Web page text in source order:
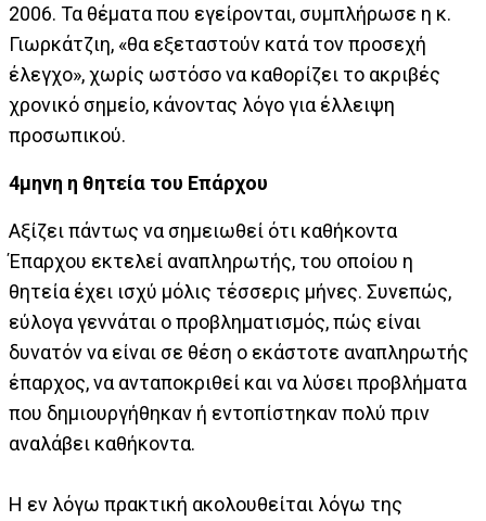
2006. Τα θέματα που εγείρονται, συμπλήρωσε η κ.
Γιωρκάτζιη, «θα εξεταστούν κατά τον προσεχή
έλεγχο», χωρίς ωστόσο να καθορίζει το ακριβές
χρονικό σημείο, κάνοντας λόγο για έλλειψη
προσωπικού.
4μηνη η θητεία του Επάρχου
Αξίζει πάντως να σημειωθεί ότι καθήκοντα
Έπαρχου εκτελεί αναπληρωτής, του οποίου η
θητεία έχει ισχύ μόλις τέσσερις μήνες. Συνεπώς,
εύλογα γεννάται ο προβληματισμός, πώς είναι
δυνατόν να είναι σε θέση ο εκάστοτε αναπληρωτής
έπαρχος, να ανταποκριθεί και να λύσει προβλήματα
που δημιουργήθηκαν ή εντοπίστηκαν πολύ πριν
αναλάβει καθήκοντα.
Η εν λόγω πρακτική ακολουθείται λόγω της